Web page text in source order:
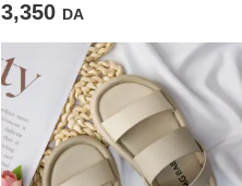
3,350 DA